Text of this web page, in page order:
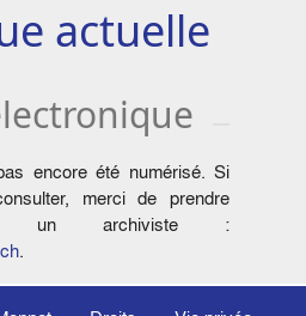
actuelle
encore été numérisé. Si
merci de prendre
un archiviste :
.